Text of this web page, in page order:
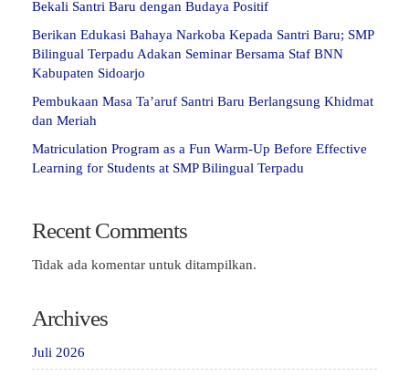
Bekali Santri Baru dengan Budaya Positif
Berikan Edukasi Bahaya Narkoba Kepada Santri Baru; SMP
Bilingual Terpadu Adakan Seminar Bersama Staf BNN
Kabupaten Sidoarjo
Pembukaan Masa Ta’aruf Santri Baru Berlangsung Khidmat
dan Meriah
Matriculation Program as a Fun Warm-Up Before Effective
Learning for Students at SMP Bilingual Terpadu
Recent Comments
Tidak ada komentar untuk ditampilkan.
Archives
Juli 2026